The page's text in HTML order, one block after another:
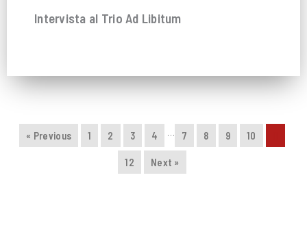
Intervista al Trio Ad Libitum
« Previous 1 2 3 4 … 7 8 9 10
12 Next »